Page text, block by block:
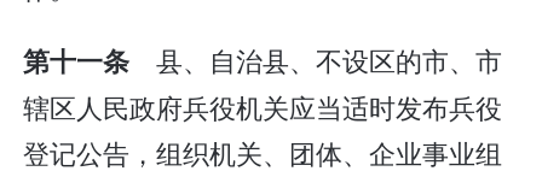
第十一条 县、自治县、不设区的市、市
辖区人民政府兵役机关应当适时发布兵役
登记公告，组织机关、团体、企业事业组